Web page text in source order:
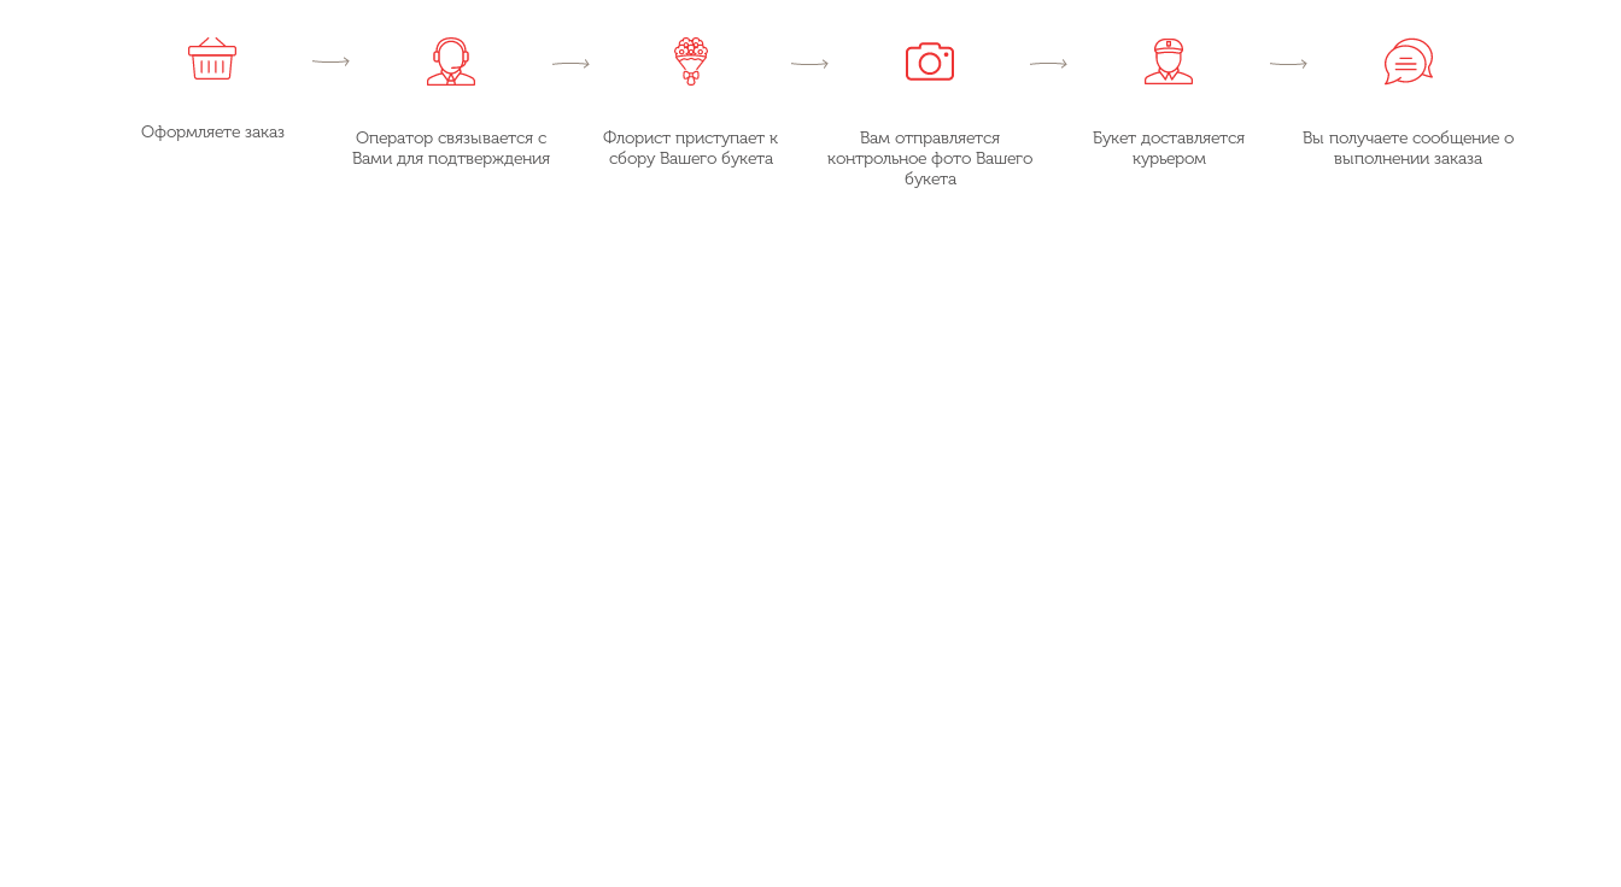
Оформляете заказ
Оператор связывается с
Вами для подтверждения
Флорист приступает к
сбору Вашего букета
Вам отправляется
контрольное фото Вашего
букета
Букет доставляется
курьером
Вы получаете сообщение о
выполнении заказа